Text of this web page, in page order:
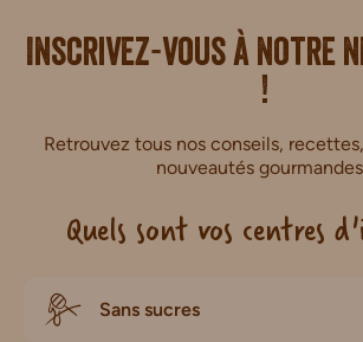
Inscrivez-vous à notre
!
Retrouvez tous nos conseils,
nouveautés
Quels sont vos centres
Sans sucres